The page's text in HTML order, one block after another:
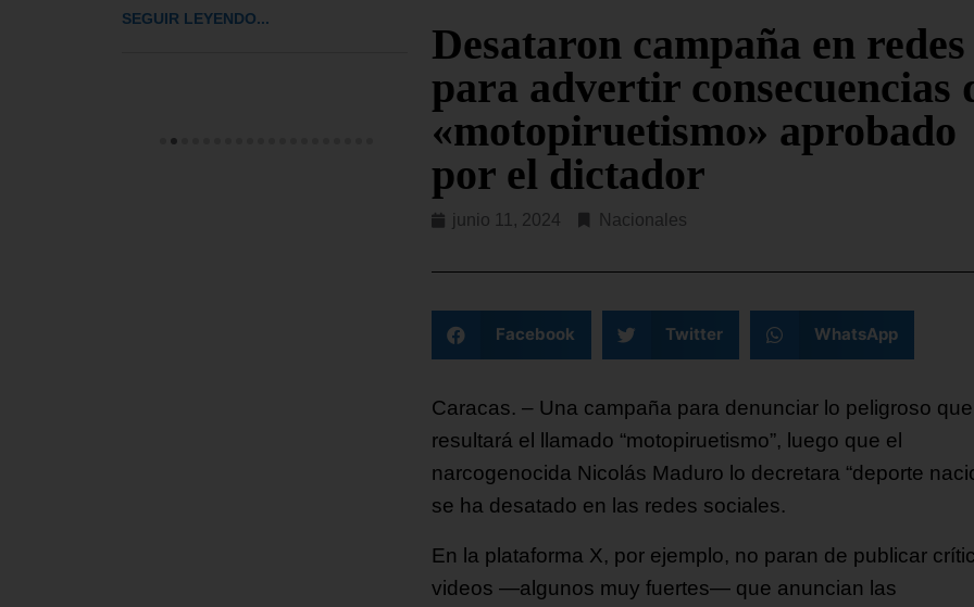
SEGUIR LEYENDO...
Desataron campaña en redes
para advertir consecuencias
«motopiruetismo» aprobado
por el dictador
junio 11, 2024 Nacionales
Facebook Twitter WhatsApp
Caracas. – Una campaña para denunciar lo peligroso que
resultará el llamado “motopiruetismo”, luego que el
narcogenocida Nicolás Maduro lo decretara “deporte
se ha desatado en las redes sociales.
En la plataforma X, por ejemplo, no paran de publicar
videos —algunos muy fuertes— que anuncian las